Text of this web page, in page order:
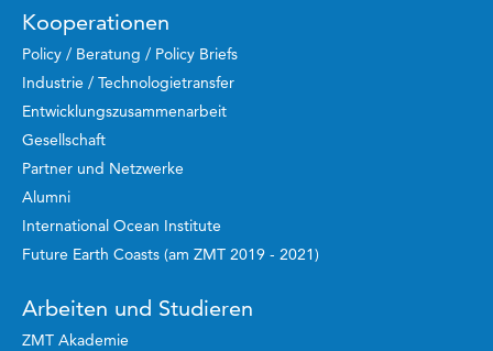
Kooperationen
Policy / Beratung / Policy Briefs
Industrie / Technologietransfer
Entwicklungszusammenarbeit
Gesellschaft
Partner und Netzwerke
Alumni
International Ocean Institute
Future Earth Coasts (am ZMT 2019 - 2021)
Arbeiten und Studieren
ZMT Akademie